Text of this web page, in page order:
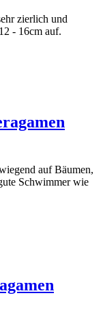
zierlich und
- 16cm auf.
auf Bäumen,
Schwimmer wie